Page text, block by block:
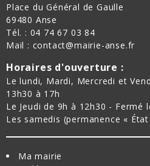
Place du Général de Gaulle
69480 Anse
Tél. : 04 74 67 03 84
Mail : contact@mairie-anse.fr
Horaires d'ouverture :
Le lundi, Mardi, Mercredi et
13h30 à 17h
Le Jeudi de 9h à 12h30 - Fermé
Les samedis (permanence «
Ma mairie